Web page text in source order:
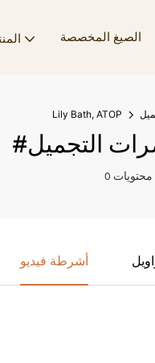
الصيغ المخصصة
Lily Bath, ATOP
التجميل
0 محتويات
أشرطة فيديو